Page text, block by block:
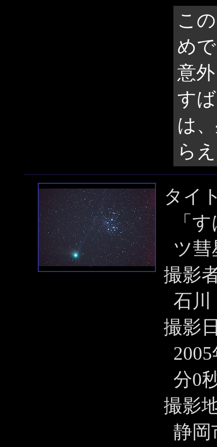
こ
め
意
す
は
ら
タイ
「
ツ彗
撮影
石川
撮影
分0
撮影
静岡